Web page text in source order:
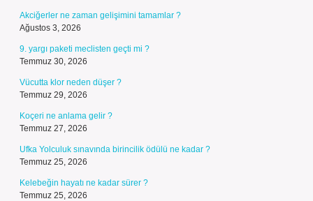
Akciğerler ne zaman gelişimini tamamlar ?
Ağustos 3, 2026
9. yargı paketi meclisten geçti mi ?
Temmuz 30, 2026
Vücutta klor neden düşer ?
Temmuz 29, 2026
Koçeri ne anlama gelir ?
Temmuz 27, 2026
Ufka Yolculuk sınavında birincilik ödülü ne kadar ?
Temmuz 25, 2026
Kelebeğin hayatı ne kadar sürer ?
Temmuz 25, 2026